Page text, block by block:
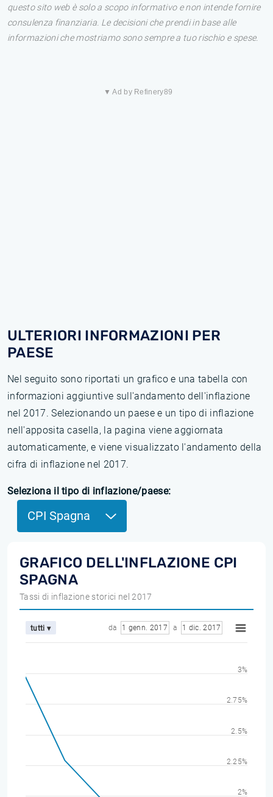
questo sito web è solo a scopo informativo e non intende fornire
consulenza finanziaria. Le decisioni che prendi in base alle
informazioni che mostriamo sono sempre a tuo rischio e spese.
▼ Ad by Refinery89
ULTERIORI INFORMAZIONI PER
PAESE
Nel seguito sono riportati un grafico e una tabella con
informazioni aggiuntive sull'andamento dell'inflazione
nel 2017. Selezionando un paese e un tipo di inflazione
nell'apposita casella, la pagina viene aggiornata
automaticamente, e viene visualizzato l'andamento della
cifra di inflazione nel 2017.
Seleziona il tipo di inflazione/paese:
CPI Spagna
GRAFICO DELL'INFLAZIONE CPI
SPAGNA
Tassi di inflazione storici nel 2017
tutti ▾ da 1 genn. 2017 a 1 dic. 2017
2%
2.25%
2.5%
2.75%
3%